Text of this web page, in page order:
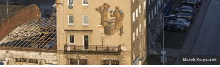
Marek Księżarek